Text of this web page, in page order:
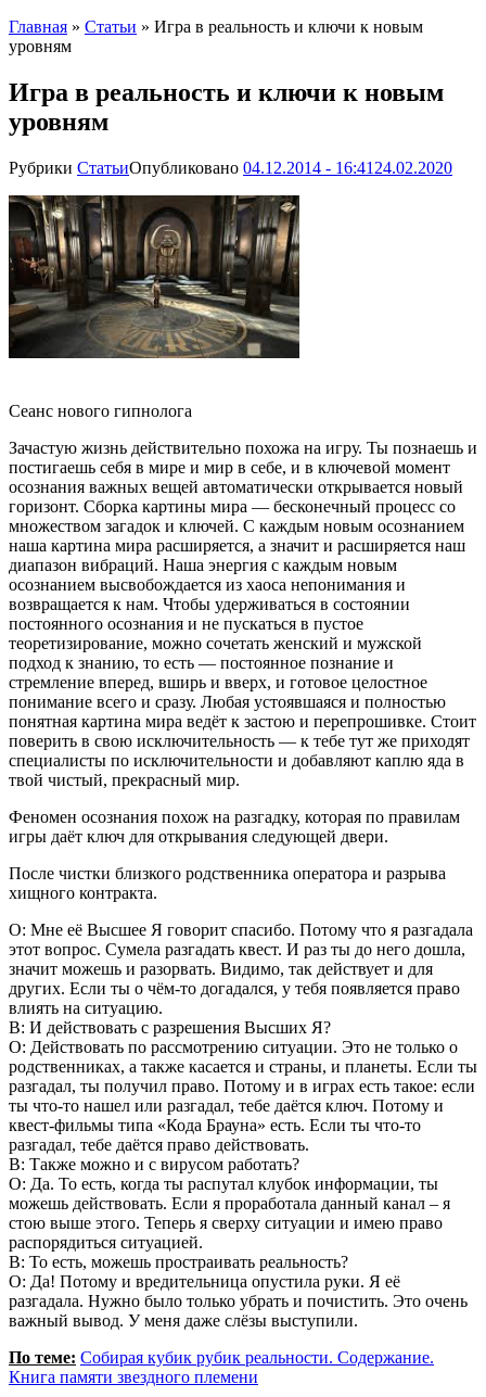
Главная » Статьи » Игра в реальность и ключи к новым
уровням
Игра в реальность и ключи к новым
уровням
Рубрики СтатьиОпубликовано 04.12.2014 - 16:41 24.02.2020
Сеанс нового гипнолога
Зачастую жизнь действительно похожа на игру. Ты познаешь и
постигаешь себя в мире и мир в себе, и в ключевой момент
осознания важных вещей автоматически открывается новый
горизонт. Сборка картины мира — бесконечный процесс со
множеством загадок и ключей. С каждым новым осознанием
наша картина мира расширяется, а значит и расширяется наш
диапазон вибраций. Наша энергия с каждым новым
осознанием высвобождается из хаоса непонимания и
возвращается к нам. Чтобы удерживаться в состоянии
постоянного осознания и не пускаться в пустое
теоретизирование, можно сочетать женский и мужской
подход к знанию, то есть — постоянное познание и
стремление вперед, вширь и вверх, и готовое целостное
понимание всего и сразу. Любая устоявшаяся и полностью
понятная картина мира ведёт к застою и перепрошивке. Стоит
поверить в свою исключительность — к тебе тут же приходят
специалисты по исключительности и добавляют каплю яда в
твой чистый, прекрасный мир.
Феномен осознания похож на разгадку, которая по правилам
игры даёт ключ для открывания следующей двери.
После чистки близкого родственника оператора и разрыва
хищного контракта.
О: Мне её Высшее Я говорит спасибо. Потому что я разгадала
этот вопрос. Сумела разгадать квест. И раз ты до него дошла,
значит можешь и разорвать. Видимо, так действует и для
других. Если ты о чём-то догадался, у тебя появляется право
влиять на ситуацию.
В: И действовать с разрешения Высших Я?
О: Действовать по рассмотрению ситуации. Это не только о
родственниках, а также касается и страны, и планеты. Если ты
разгадал, ты получил право. Потому и в играх есть такое: если
ты что-то нашел или разгадал, тебе даётся ключ. Потому и
квест-фильмы типа «Кода Брауна» есть. Если ты что-то
разгадал, тебе даётся право действовать.
В: Также можно и с вирусом работать?
О: Да. То есть, когда ты распутал клубок информации, ты
можешь действовать. Если я проработала данный канал – я
стою выше этого. Теперь я сверху ситуации и имею право
распорядиться ситуацией.
В: То есть, можешь простраивать реальность?
О: Да! Потому и вредительница опустила руки. Я её
разгадала. Нужно было только убрать и почистить. Это очень
важный вывод. У меня даже слёзы выступили.
По теме: Собирая кубик рубик реальности. Содержание.
Книга памяти звездного племени